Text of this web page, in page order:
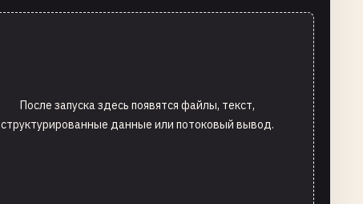
После запуска здесь появятся файлы, текст,
структурированные данные или потоковый вывод.